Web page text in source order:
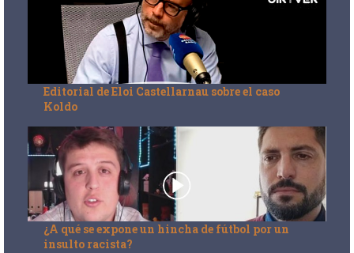
Editorial de Eloi Castellarnau sobre el caso
Koldo
¿A qué se expone un hincha de fútbol por un
insulto racista?